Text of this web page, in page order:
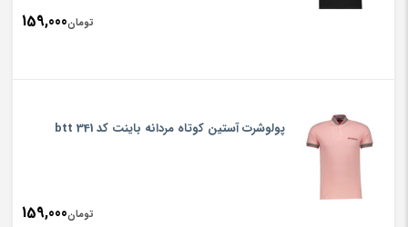
تومان159,000
پولوشرت آستین کوتاه مردانه باینت کد 341 btt
تومان159,000